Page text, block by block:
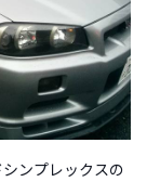
ンプレックスの